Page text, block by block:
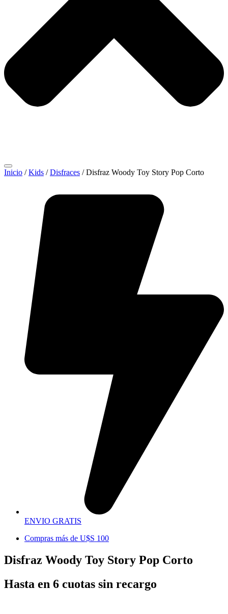
Inicio /Kids /Disfraces / Disfraz Woody Toy Story Pop Corto
ENVIO GRATIS
Compras más de U$S 100
Disfraz Woody Toy Story Pop Corto
Hasta en 6 cuotas sin recargo